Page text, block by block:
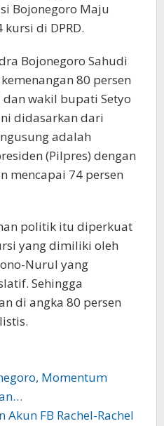
Bojonegoro Maju
di DPRD.
Bojonegoro Sahudi
80 persen
wakil bupati Setyo
didasarkan dari
adalah
(Pilpres) dengan
mencapai 74 persen
politik itu diperkuat
yang dimiliki oleh
Nurul yang
Sehingga
di angka 80 persen
Momentum
FB Rachel-Rachel